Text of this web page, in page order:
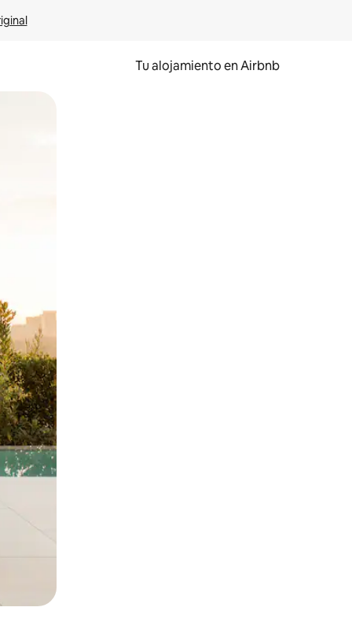
Tu alojamiento en Airbnb
el dedo.